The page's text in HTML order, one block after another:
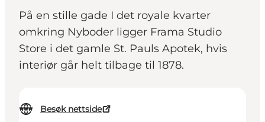
På en stille gade I det royale kvarter
omkring Nyboder ligger Frama Studio
Store i det gamle St. Pauls Apotek, hvis
interiør går helt tilbage til 1878.
Besøk nettside